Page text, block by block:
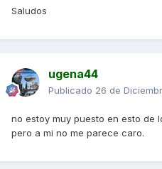
Saludos
ugena44
Publicado 26 de
no estoy muy puesto en esto de
pero a mi no me parece caro.